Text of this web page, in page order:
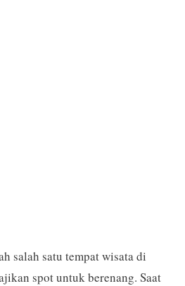
salah satu tempat wisata di
spot untuk berenang. Saat